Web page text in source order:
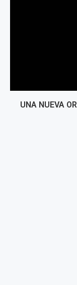
UNA NUEVA